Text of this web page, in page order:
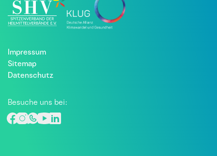
Impressum
Sitemap
Datenschutz
Besuche uns bei: